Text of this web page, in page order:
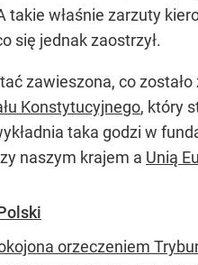
właśnie zarzuty
się jednak zaostrzył.
zawieszona, co
Konstytucyjnego, który
taka godzi w
naszym krajem a Unią
orzeczeniem